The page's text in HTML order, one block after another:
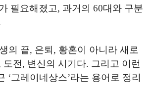
필요해졌고, 과거의 60대와 구분
의 끝, 은퇴, 황혼이 아니라 새로
도전, 변신의 시기다. 그리고 이런
‘그레이네상스’라는 용어로 정리